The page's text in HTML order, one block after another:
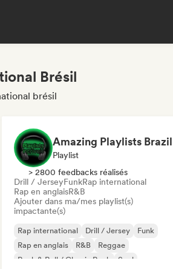
Brésil
brésil
Amazing Playlists Brazil
Playlist
> 2800 feedbacks réalisés
Drill / JerseyFunkRap international
Rap en anglaisR&B
Ajouter dans ma/mes playlist(s)
impactante(s)
Rap international Drill / Jersey
Funk
Rap en anglais
R&B
Reggae
Rock & Roll / Classic Rock
Soul